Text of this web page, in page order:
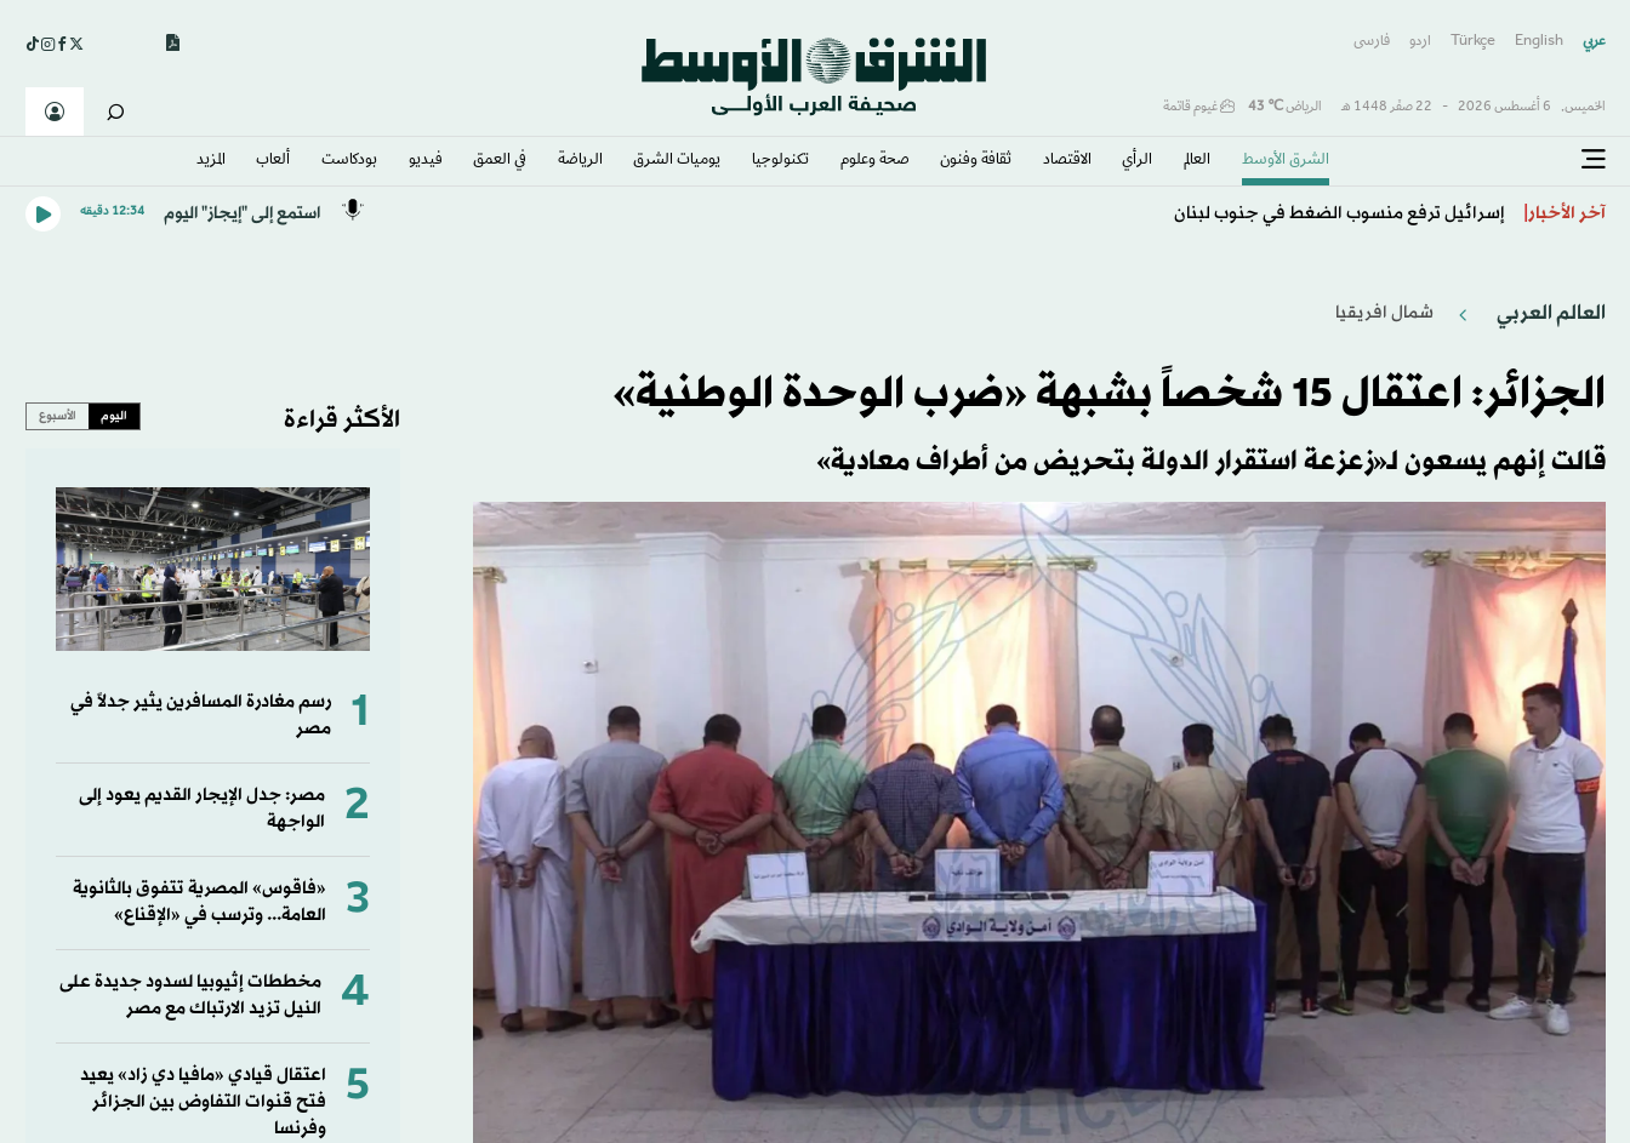
عربي English
Türkçe اردو فارسى
الخميس, 6 أغسطس 2026 - 22 صفَر 1448 هـ الرياض℃
43 غيوم قاتمة
الشرق الأوسط​ العالم الرأي الاقتصاد ثقافة وفنون صحة وعلوم تكنولوجيا يوميات الشرق​ الرياضة في العمق فيديو بودكاست ألعاب المزيد
آخر الأخبار سيولة قياسية وأرباح ضخمة... هل ترفع «سامسونغ» و«إس كيه هاينكس» عوائد المساهمين؟ استمع إلى "إيجاز" اليوم 12:34 دقيقه
العالم العربي شمال افريقيا
الجزائر: اعتقال 15 شخصاً بشبهة «ضرب الوحدة الوطنية»
قالت إنهم يسعون لـ«زعزعة استقرار الدولة بتحريض من أطراف معادية»
الأكثر قراءة اليوم الأسبوع
1
رسم مغادرة المسافرين يثير جدلاً في
مصر
2
مصر: جدل الإيجار القديم يعود إلى
الواجهة
3
«فاقوس» المصرية تتفوق بالثانوية
العامة... وترسب في «الإقناع»
4
مخططات إثيوبيا لسدود جديدة على
النيل تزيد الارتباك مع مصر
5
اعتقال قيادي «مافيا دي زاد» يعيد
فتح قنوات التفاوض بين الجزائر
وفرنسا